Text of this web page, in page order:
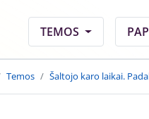
TEMOS
Temos Šaltojo karo laikai.